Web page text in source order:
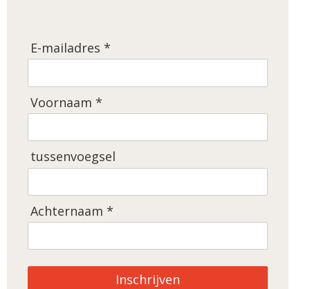
E-mailadres *
Voornaam *
tussenvoegsel
Achternaam *
Inschrijven